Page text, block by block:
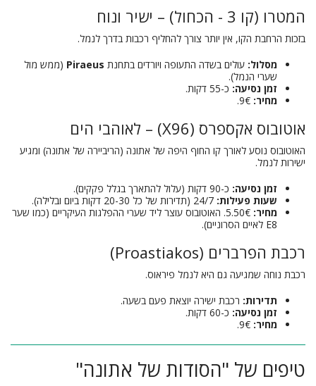
המטרו (קו 3 - הכחול) – ישיר ונוח
בזכות הרחבת הקו, אין יותר צורך להחליף רכבות בדרך לנמל.
מסלול:עולים בשדה התעופה ויורדים בתחנתPiraeus(ממש מול
שערי הנמל).
זמן נסיעה:כ-55 דקות.
מחיר:9€.
אוטובוס אקספרס (X96) – לאוהבי הים
האוטובוס נוסע לאורך קו החוף היפה של אתונה (הריביירה של אתונה) ומגיע
ישירות לנמל.
זמן נסיעה:כ-90 דקות (עלול להתארך בגלל פקקים).
שעות פעילות:24/7 (תדירות של כל 20-30 דקות ביום ובלילה).
מחיר:
5.50€. האוטובוס עוצר ליד שערי ההפלגות העיקריים (כמו שער
רכבת הפרברים (Proastiakos)
רכבת נוחה שמגיעה גם היא לנמל פיראוס.
תדירות:רכבת ישירה יוצאת פעם בשעה.
זמן נסיעה:כ-60 דקות.
מחיר:9€.
טיפים של "הסודות של אתונה"